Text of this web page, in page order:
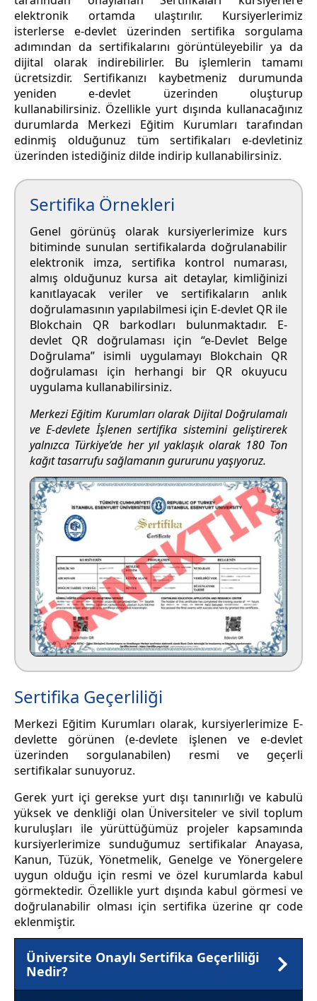
elektronik ortamda ulaştırılır. Kursiyerlerimiz
isterlerse e-devlet üzerinden sertifika sorgulama
adımından da sertifikalarını görüntüleyebilir ya da
dijital olarak indirebilirler. Bu işlemlerin tamamı
ücretsizdir. Sertifikanızı kaybetmeniz durumunda
yeniden e-devlet üzerinden oluşturup
kullanabilirsiniz. Özellikle yurt dışında kullanacağınız
durumlarda Merkezi Eğitim Kurumları tarafından
edinmiş olduğunuz tüm sertifikaları e-devletiniz
üzerinden istediğiniz dilde indirip kullanabilirsiniz.
Sertifika Örnekleri
Genel görünüş olarak kursiyerlerimize kurs
bitiminde sunulan sertifikalarda doğrulanabilir
elektronik imza, sertifika kontrol numarası,
almış olduğunuz kursa ait detaylar, kimliğinizi
kanıtlayacak veriler ve sertifikaların anlık
doğrulamasının yapılabilmesi için E-devlet QR ile
Blokchain QR barkodları bulunmaktadır. E-
devlet QR doğrulaması için “e-Devlet Belge
Doğrulama” isimli uygulamayı Blokchain QR
doğrulaması için herhangi bir QR okuyucu
uygulama kullanabilirsiniz.
Merkezi Eğitim Kurumları olarak Dijital Doğrulamalı
ve E-devlete İşlenen sertifika sistemini geliştirerek
yalnızca Türkiye’de her yıl yaklaşık olarak 180 Ton
kağıt tasarrufu sağlamanın gururunu yaşıyoruz.
Sertifika Geçerliliği
Merkezi Eğitim Kurumları olarak, kursiyerlerimize E-
devlette görünen (e-devlete işlenen ve e-devlet
üzerinden sorgulanabilen) resmi ve geçerli
sertifikalar sunuyoruz.
Gerek yurt içi gerekse yurt dışı tanınırlığı ve kabulü
yüksek ve denkliği olan Üniversiteler ve sivil toplum
kuruluşları ile yürüttüğümüz projeler kapsamında
kursiyerlerimize sunduğumuz sertifikalar Anayasa,
Kanun, Tüzük, Yönetmelik, Genelge ve Yönergelere
uygun olduğu için resmi ve özel kurumlarda kabul
görmektedir. Özellikle yurt dışında kabul görmesi ve
doğrulanabilir olması için sertifika üzerine qr code
eklenmiştir.
Üniversite Onaylı Sertifika Geçerliliği
Nedir?